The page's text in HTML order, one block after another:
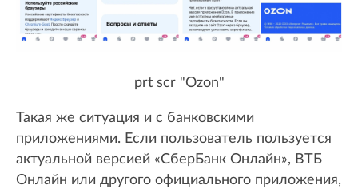
prt scr "Ozon"
Такая же ситуация и с банковскими
приложениями. Если пользователь пользуется
актуальной версией «СберБанк Онлайн», ВТБ
Онлайн или другого официального приложения,